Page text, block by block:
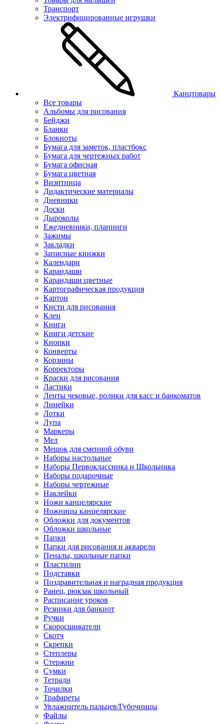
Транспорт
Электрифицированные игрушки
Канцтовары
Все товары
Альбомы для рисования
Бейджи
Бланки
Блокноты
Бумага для заметок, пластбокс
Бумага для чертежных работ
Бумага офисная
Бумага цветная
Визитница
Дидактические материалы
Дневники
Доски
Дыроколы
Ежедневники, планинги
Зажимы
Закладки
Записные книжки
Календари
Карандаши
Карандаши цветные
Картографическая продукция
Картон
Кисти для рисования
Клеи
Книги
Книги детские
Кнопки
Конверты
Корзины
Корректоры
Краски для рисования
Ластики
Ленты чековые, ролики для касс и банкоматов
Линейки
Лотки
Лупа
Маркеры
Мел
Мешок для сменной обуви
Наборы настольные
Наборы Первоклассника и Школьника
Наборы подарочные
Наборы чертежные
Наклейки
Ножи канцелярские
Ножницы канцелярские
Обложки для документов
Обложки школьные
Папки
Папки для рисования и акварели
Пеналы, школьные папки
Пластилин
Подставки
Поздравительная и наградная продукция
Ранец, рюкзак школьный
Расписание уроков
Резинки для банкнот
Ручки
Скоросшиватели
Скотч
Скрепки
Степлеры
Стержни
Сумки
Тетради
Точилки
Трафареты
Увлажнитель пальцев/Губочницы
Файлы